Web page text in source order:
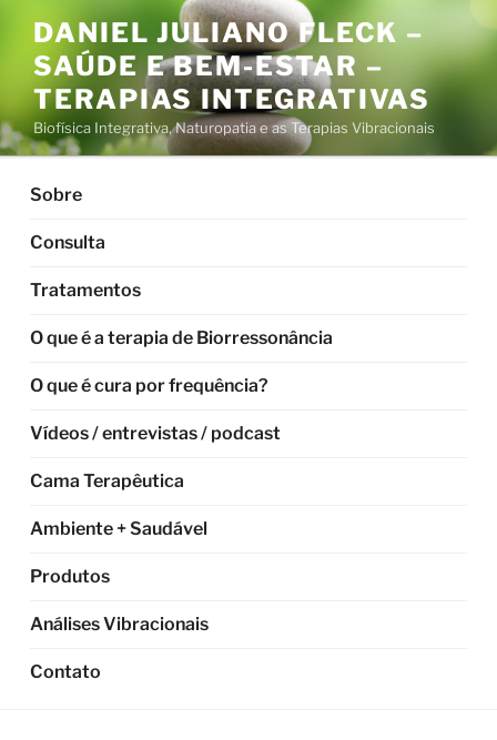
conteúdo
DANIEL JULIANO FLECK –
SAÚDE E BEM-ESTAR –
TERAPIAS INTEGRATIVAS
Biofísica Integrativa, Naturopatia e as Terapias Vibracionais
Sobre
Consulta
Tratamentos
O que é a terapia de Biorressonância
O que é cura por frequência?
Vídeos / entrevistas / podcast
Cama Terapêutica
Ambiente + Saudável
Produtos
Análises Vibracionais
Contato